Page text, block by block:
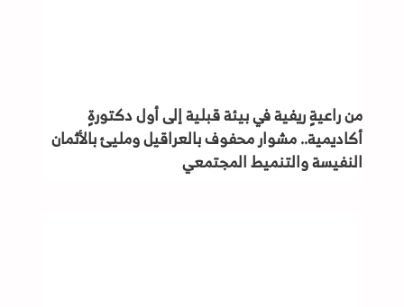
من راعيةٍ ريفية في بيئة قبلية إلى أول دكتورةٍ
أكاديمية.. مشوار محفوف بالعراقيل ومليئ بالأثمان
النفيسة والتنميط المجتمعي